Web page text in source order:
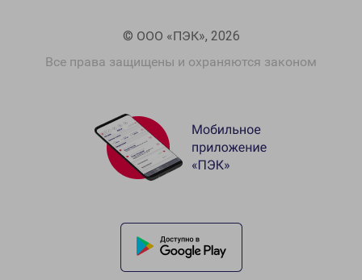
© ООО «ПЭК», 2026
Все права защищены и охраняются законом